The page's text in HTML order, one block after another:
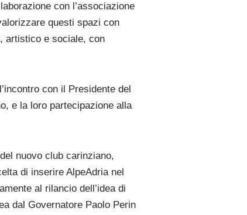
con l’associazione
questi spazi con
artistico e sociale, con
con il Presidente del
e la loro partecipazione alla
nuovo club carinziano,
di inserire AlpeAdria nel
al rilancio dell’idea di
dal Governatore Paolo Perin